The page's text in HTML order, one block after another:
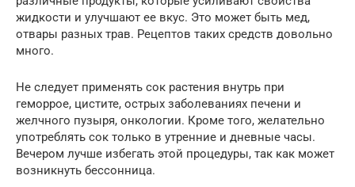
жидкости и улучшают ее вкус. Это может быть мед,
отвары разных трав. Рецептов таких средств довольно
много.
Не следует применять сок растения внутрь при
геморрое, цистите, острых заболеваниях печени и
желчного пузыря, онкологии. Кроме того, желательно
употреблять сок только в утренние и дневные часы.
Вечером лучше избегать этой процедуры, так как может
возникнуть бессонница.